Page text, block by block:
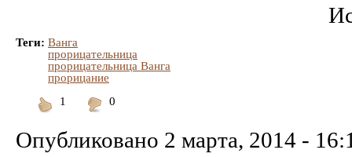
Теги: Ванга
прорицательница
прорицательница Ванга
прорицание
1
0
Опубликовано 2 марта, 2014 -